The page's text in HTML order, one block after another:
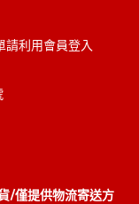
利用會員登入
/僅提供物流寄送方